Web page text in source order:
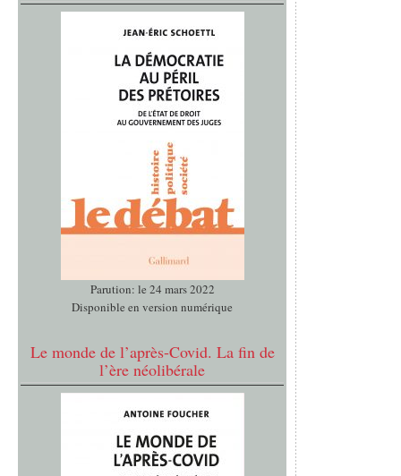
Parution: le 24 mars 2022
Disponible en version numérique
Le monde de l’après-Covid. La fin de
l’ère néolibérale